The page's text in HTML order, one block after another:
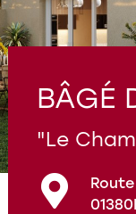
BÂGÉ
"Le
01380